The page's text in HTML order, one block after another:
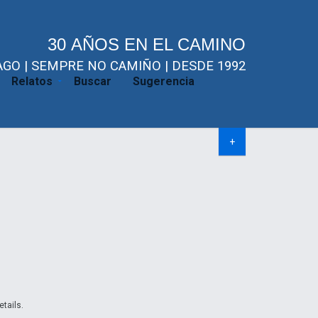
30 AÑOS EN EL CAMINO
| SEMPRE NO CAMIÑO | DESDE 1992
Relatos Buscar Sugerencia
+